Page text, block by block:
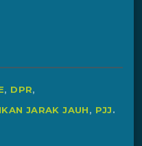
, DPR,
JARAK JAUH, PJJ.